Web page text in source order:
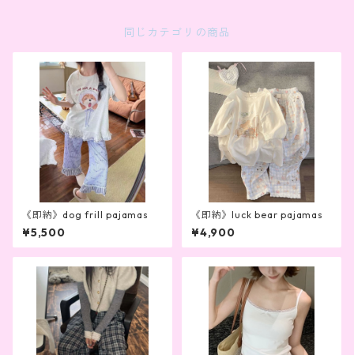
同じカテゴリの商品
《即納》dog frill pajamas
¥5,500
《即納》luck bear pajamas
¥4,900